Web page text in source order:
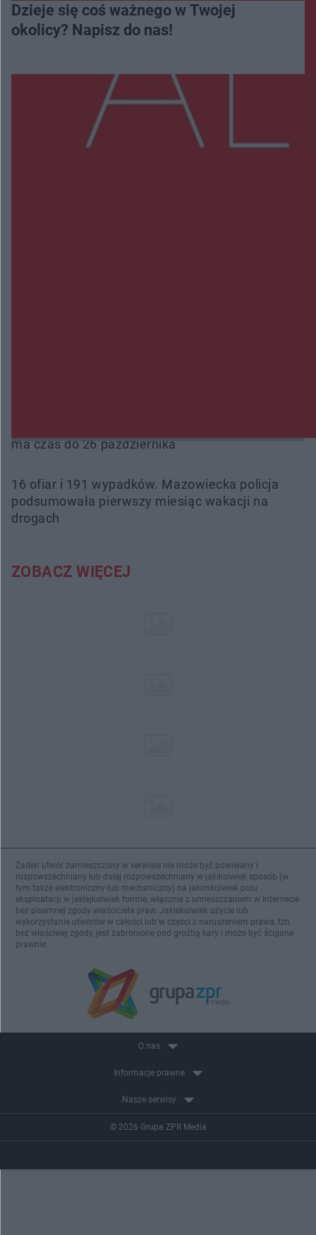
Dzieje się coś ważnego w Twojej
okolicy? Napisz do nas!
Więcej
ma czas do 26 października
16 ofiar i 191 wypadków. Mazowiecka policja
podsumowała pierwszy miesiąc wakacji na
drogach
ZOBACZ WIĘCEJ
Żaden utwór zamieszczony w serwisie nie może być powielany i
rozpowszechniany lub dalej rozpowszechniany w jakikolwiek sposób (w
tym także elektroniczny lub mechaniczny) na jakimkolwiek polu
eksploatacji w jakiejkolwiek formie, włącznie z umieszczaniem w Internecie
bez pisemnej zgody właściciela praw. Jakiekolwiek użycie lub
wykorzystanie utworów w całości lub w części z naruszeniem prawa, tzn.
bez właściwej zgody, jest zabronione pod groźbą kary i może być ścigane
prawnie.
O nas
Informacje prawne
Nasze serwisy
© 2026 Grupa ZPR Media